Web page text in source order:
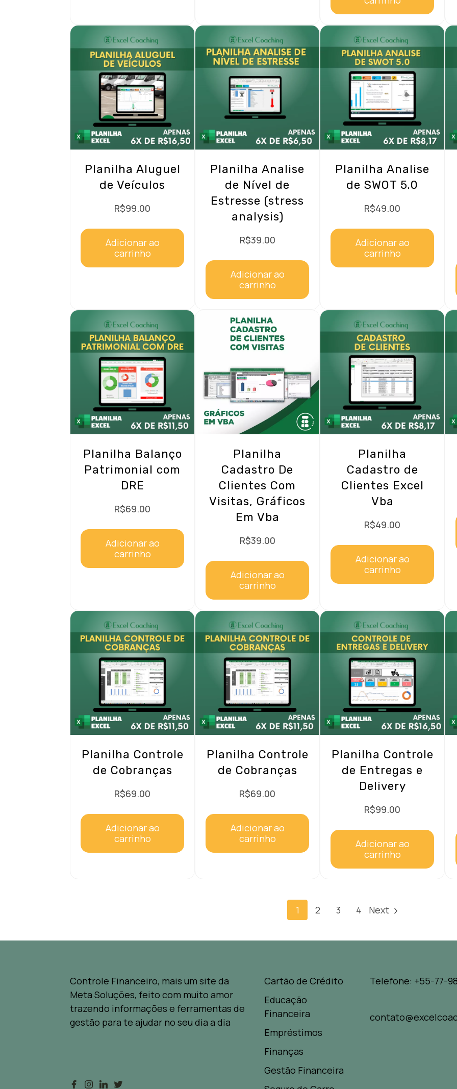
R$129.00.
Planilha Aluguel
de Veículos
R$99.00
Adicionar ao
carrinho
Planilha Analise
de Nível de
Estresse (stress
analysis)
R$39.00
Adicionar ao
carrinho
Planilha Analise
de SWOT 5.0
R$49.00
Adicionar ao
carrinho
Planilha Balanço
Patrimonial com
DRE
R$69.00
Adicionar ao
carrinho
Planilha
Cadastro De
Clientes Com
Visitas, Gráficos
Em Vba
R$39.00
Adicionar ao
carrinho
Planilha
Cadastro de
Clientes Excel
Vba
R$49.00
Adicionar ao
carrinho
Planilha Controle
de Cobranças
R$69.00
Adicionar ao
carrinho
Planilha Controle
de Cobranças
R$69.00
Adicionar ao
carrinho
Planilha Controle
de Entregas e
Delivery
R$99.00
Adicionar ao
carrinho
1 2 3 4 Next
Controle Financeiro, mais um site da
Meta Soluções, feito com muito amor
trazendo informações e ferramentas de
gestão para te ajudar no seu dia a dia
Cartão de Crédito
Educação
Financeira
Empréstimos
Finanças
Gestão Financeira
Telefone: +55-77-